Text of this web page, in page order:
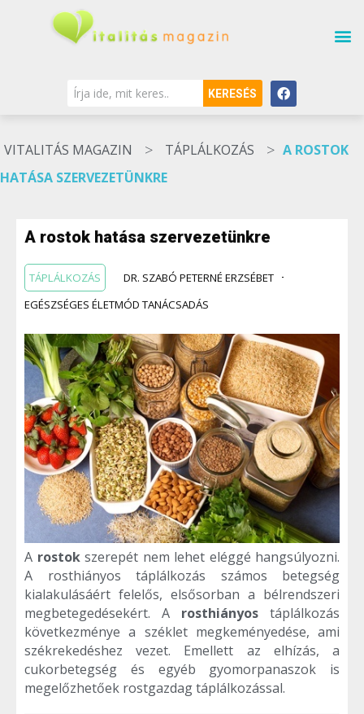
KERESÉS
VITALITÁS MAGAZIN > TÁPLÁLKOZÁS > A ROSTOK
HATÁSA SZERVEZETÜNKRE
A rostok hatása szervezetünkre
TÁPLÁLKOZÁS
DR. SZABÓ PETERNÉ ERZSÉBET
EGÉSZSÉGES ÉLETMÓD TANÁCSADÁS
A rostokszerepét nem lehet eléggé hangsúlyozni.
A rosthiányos táplálkozás számos betegség
kialakulásáért felelős, elsősorban a bélrendszeri
megbetegedésekért. A rosthiányos táplálkozás
következménye a széklet megkeményedése, ami
székrekedéshez vezet. Emellett az elhízás, a
cukorbetegség és egyéb gyomorpanaszok is
megelőzhetőek rostgazdag táplálkozással.